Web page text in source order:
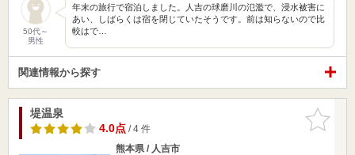
50代～
男性
年末の旅行で宿泊しました。人吉の球磨川の氾濫で、浸水被害に
あい、しばらくは宿を閉じていたそうです。前は知らないので比
較はで…
関連情報から探す
お気に入
りに追加
堤温泉
4.0点/ 4 件
熊本県 / 人吉市